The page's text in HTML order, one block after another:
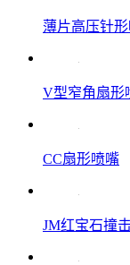
薄片高压针
V型窄角扇形
CC扇形喷嘴
JM红宝石撞